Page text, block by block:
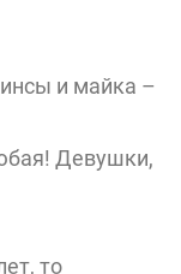
и майка –
Девушки,
то